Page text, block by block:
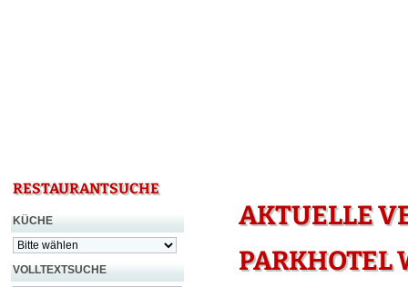
RESTAURANTSUCHE
KÜCHE
VOLLTEXTSUCHE
AKTUELLE
PARKHOTEL